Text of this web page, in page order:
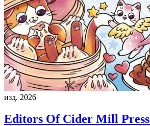
изд. 2026
Editors Of Cider Mill Press